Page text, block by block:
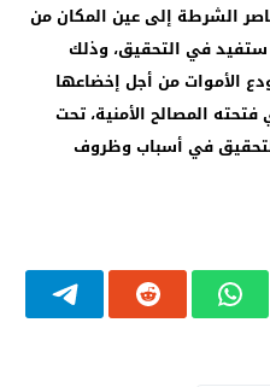
الشرطة إلى عين المكان من
ستفيد في التحقيق، وذلك
الأموات من أجل إخضاعها
المصالح الأمنية، تحت
في أسباب وظروف